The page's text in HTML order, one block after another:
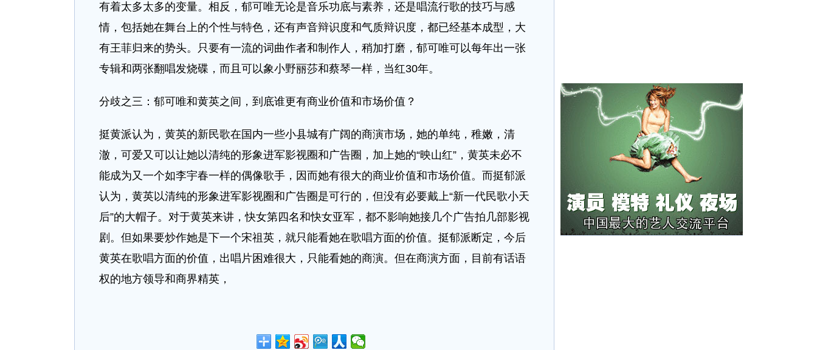
有着太多太多的变量。相反，郁可唯无论是音乐功底与素养，还是唱流行歌的技巧与感
情，包括她在舞台上的个性与特色，还有声音辩识度和气质辩识度，都已经基本成型，大
有王菲归来的势头。只要有一流的词曲作者和制作人，稍加打磨，郁可唯可以每年出一张
专辑和两张翻唱发烧碟，而且可以象小野丽莎和蔡琴一样，当红30年。
分歧之三：郁可唯和黄英之间，到底谁更有商业价值和市场价值？
挺黄派认为，黄英的新民歌在国内一些小县城有广阔的商演市场，她的单纯，稚嫩，清
澈，可爱又可以让她以清纯的形象进军影视圈和广告圈，加上她的“映山红”，黄英未必不
能成为又一个如李宇春一样的偶像歌手，因而她有很大的商业价值和市场价值。而挺郁派
认为，黄英以清纯的形象进军影视圈和广告圈是可行的，但没有必要戴上“新一代民歌小天
后”的大帽子。对于黄英来讲，快女第四名和快女亚军，都不影响她接几个广告拍几部影视
剧。但如果要炒作她是下一个宋祖英，就只能看她在歌唱方面的价值。挺郁派断定，今后
黄英在歌唱方面的价值，出唱片困难很大，只能看她的商演。但在商演方面，目前有话语
权的地方领导和商界精英，